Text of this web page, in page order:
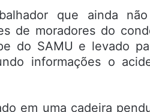
que ainda
de moradores do
do SAMU e levado
informações o
em uma cadeira